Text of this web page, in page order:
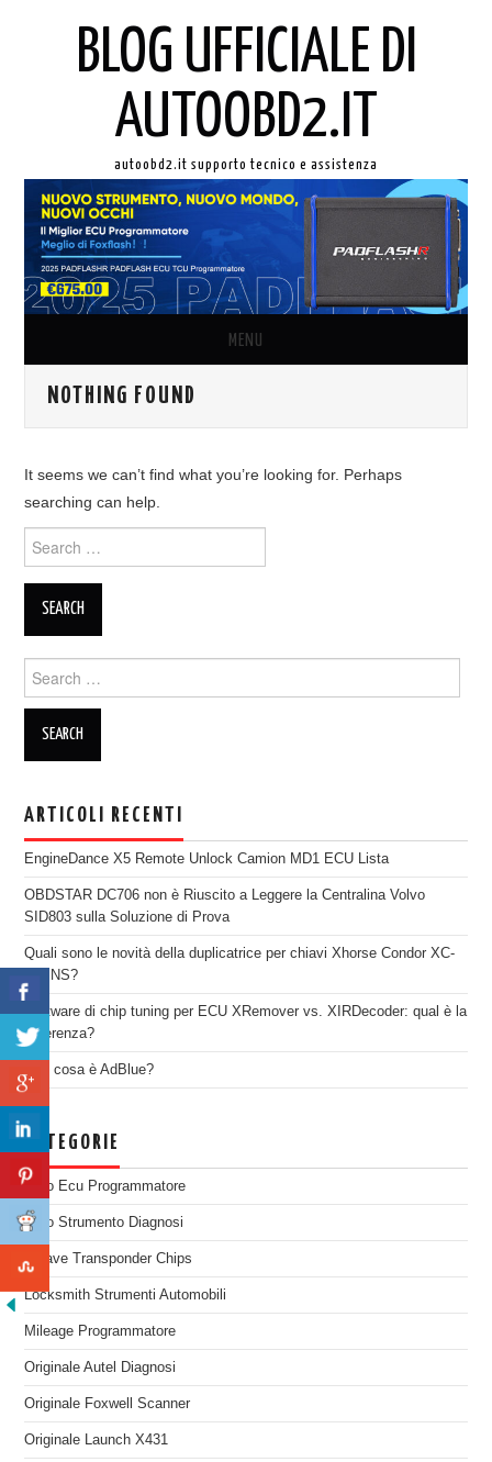
BLOG UFFICIALE DI
AUTOOBD2.IT
autoobd2.it supporto tecnico e assistenza
MENU
ORIGINALE LAUNCH X431
ECU PROGRAMMATORE
KEY CUTTING MACHINE
ALIENTECH KESS V3
XHORSE VVDI
NOTHING FOUND
It seems we can’t find what you’re looking for. Perhaps
searching can help.
Search for:
Search for:
ARTICOLI RECENTI
EngineDance X5 Remote Unlock Camion MD1 ECU Lista
OBDSTAR DC706 non è Riuscito a Leggere la Centralina Volvo
SID803 sulla Soluzione di Prova
Quali sono le novità della duplicatrice per chiavi Xhorse Condor XC-
TWINS?
Software di chip tuning per ECU XRemover vs. XIRDecoder: qual è la
differenza?
Che cosa è AdBlue?
CATEGORIE
Auto Ecu Programmatore
Auto Strumento Diagnosi
Chiave Transponder Chips
Locksmith Strumenti Automobili
Mileage Programmatore
Originale Autel Diagnosi
Originale Foxwell Scanner
Originale Launch X431